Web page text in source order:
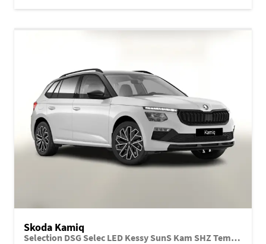
Skoda Kamiq
Selection DSG Selec LED Kessy SunS Kam SHZ Temp PDC